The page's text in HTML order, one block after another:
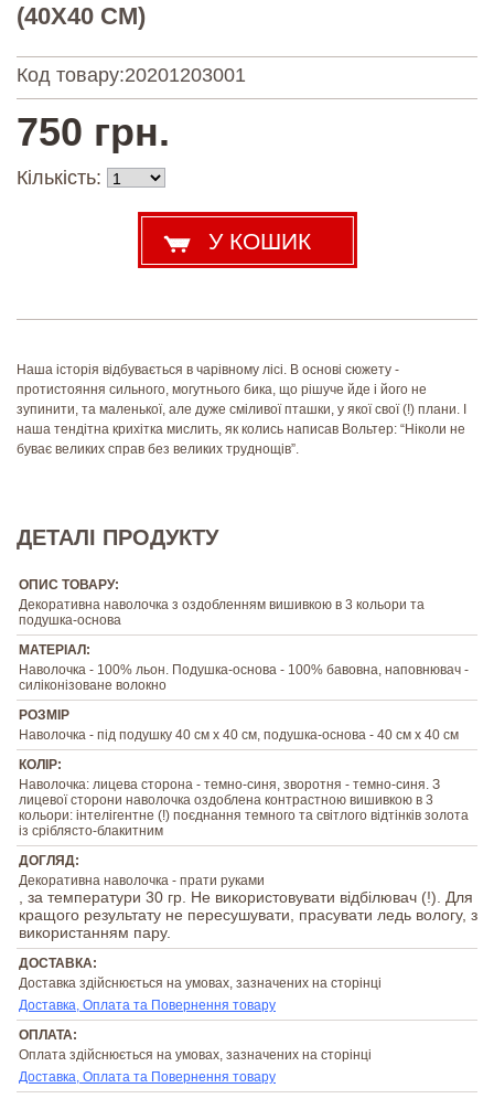
(40Х40 СМ)
Код товару:20201203001
750 грн.
Кількість:
Наша історія відбувається в чарівному лісі. В основі сюжету -
протистояння сильного, могутнього бика, що рішуче йде і його не
зупинити, та маленької, але дуже сміливої пташки, у якої свої (!) плани. І
наша тендітна крихітка мислить, як колись написав Вольтер: “Ніколи не
буває великих справ без великих труднощів”.
ДЕТАЛІ ПРОДУКТУ
ОПИС ТОВАРУ:
Декоративна наволочка з оздобленням вишивкою в 3 кольори та
подушка-основа
МАТЕРІАЛ:
Наволочка - 100% льон. Подушка-основа - 100% бавовна, наповнювач -
силіконізоване волокно
РОЗМІР
Наволочка - під подушку 40 см х 40 см, подушка-основа - 40 см х 40 см
КОЛІР:
Наволочка: лицева сторона - темно-синя, зворотня - темно-синя. З
лицевої сторони наволочка оздоблена контрастною вишивкою в 3
кольори: інтелігентне (!) поєднання темного та світлого відтінків золота
із сріблясто-блакитним
ДОГЛЯД:
Декоративна наволочка - прати руками
, за температури 30 гр. Не використовувати відбілювач (!). Для
кращого результату не пересушувати, прасувати ледь вологу, з
використанням пару.
ДОСТАВКА:
Доставка здійснюється на умовах, зазначених на сторінці
Доставка, Оплата та Повернення товару
ОПЛАТА:
Оплата здійснюється на умовах, зазначених на сторінці
Доставка, Оплата та Повернення товару